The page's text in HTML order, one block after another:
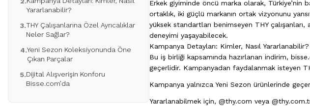
Yararlanabilir?
3.THY Çalışanlarına Özel Ayrıcalıklar
Neler Sağlar?
4.Yeni Sezon Koleksiyonunda Öne
Çıkan Parçalar
5.Dijital Alışverişin Konforu
Bisse.com’da
Erkek giyiminde öncü marka olarak, Türkiye’nin
ortaklık, iki güçlü markanın ortak vizyonunu
yüksek standartları benimseyen THY çalışanları,
deneyimi yaşayabilecek.
Kampanya Detayları: Kimler, Nasıl Yararlanabilir?
Bu iş birliği kapsamında hazırlanan indirim,
geçerlidir. Kampanyadan faydalanmak isteyen
Kampanya yalnızca Yeni Sezon ürünlerinde
Yararlanabilmek için, @thy.com veya